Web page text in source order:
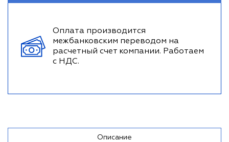
Оплата производится
межбанковским переводом на
расчетный счет компании. Работаем
с НДС.
Описание